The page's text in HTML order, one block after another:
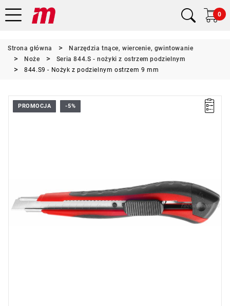
0
Strona główna
Narzędzia tnące, wiercenie, gwintowanie
Noże
Seria 844.S - nożyki z ostrzem podzielnym
844.S9 - Nożyk z podzielnym ostrzem 9 mm
PROMOCJA -5%